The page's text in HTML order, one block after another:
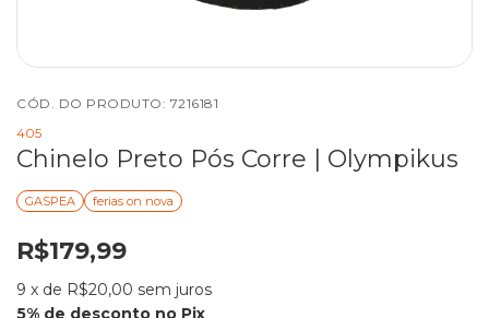
CÓD. DO PRODUTO: 7216181
405
Chinelo Preto Pós Corre | Olympikus
GASPEA ferias on nova
R$179,99
9 x de R$20,00 sem juros